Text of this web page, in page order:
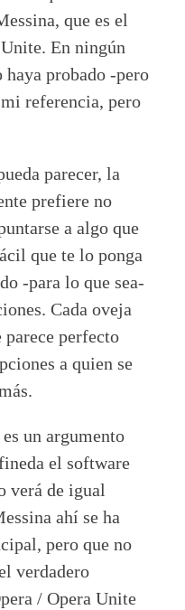
que es el
En ningún
probado -pero
referencia, pero
parecer, la
prefiere no
a algo que
que te lo ponga
-para lo que sea-
Cada oveja
parece perfecto
a quien se
un argumento
el software
verá de igual
ahí se ha
pero que no
verdadero
/ Opera Unite